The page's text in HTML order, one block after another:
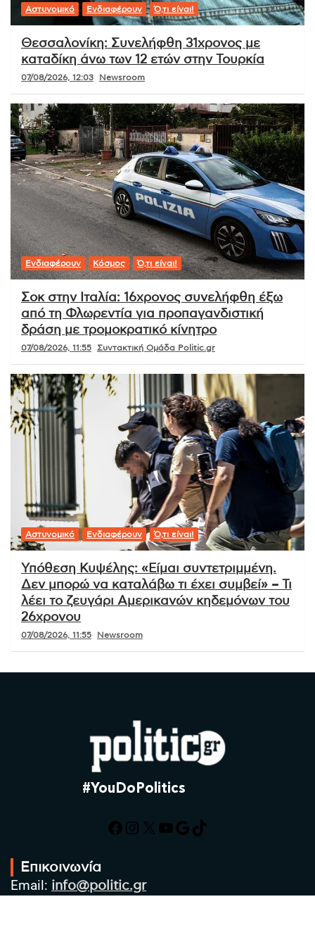
Αστυνομικό Ενδιαφέρουν Ό,τι είναι!
Θεσσαλονίκη: Συνελήφθη 31χρονος με
καταδίκη άνω των 12 ετών στην Τουρκία
07/08/2026, 12:03 Newsroom
Ενδιαφέρουν Κόσμος Ό,τι είναι!
Σοκ στην Ιταλία: 16χρονος συνελήφθη έξω
από τη Φλωρεντία για προπαγανδιστική
δράση με τρομοκρατικό κίνητρο
07/08/2026, 11:55 Συντακτική Ομάδα Politic.gr
Αστυνομικό Ενδιαφέρουν Ό,τι είναι!
Υπόθεση Κυψέλης: «Είμαι συντετριμμένη.
Δεν μπορώ να καταλάβω τι έχει συμβεί» – Τι
λέει το ζευγάρι Αμερικανών κηδεμόνων του
26χρονου
07/08/2026, 11:55 Newsroom
#YouDoPolitics
Facebook
Instagram
X YouTube
Google
TikTok
Επικοινωνία
Email: info@politic.gr